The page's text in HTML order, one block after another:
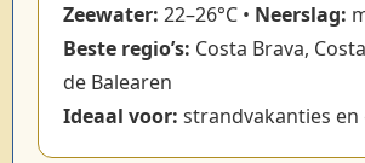
Zeewater: 22–26°C • Neerslag:
Beste regio’s: Costa Brava,
de Balearen
Ideaal voor: strandvakanties en